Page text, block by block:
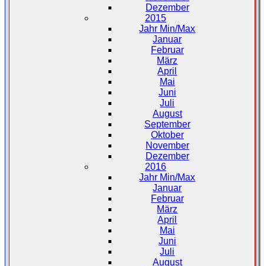
Dezember
2015
Jahr Min/Max
Januar
Februar
März
April
Mai
Juni
Juli
August
September
Oktober
November
Dezember
2016
Jahr Min/Max
Januar
Februar
März
April
Mai
Juni
Juli
August